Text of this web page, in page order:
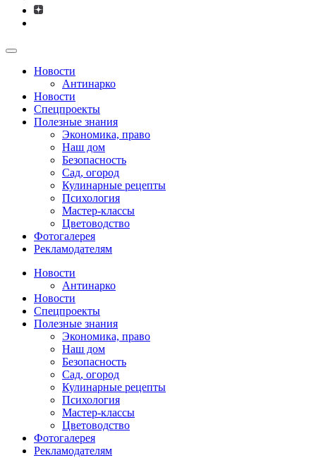
Новости
Антинарко
Новости
Спецпроекты
Полезные знания
Экономика, право
Наш дом
Безопасность
Сад, огород
Кулинарные рецепты
Психология
Мастер-классы
Цветоводство
Фотогалерея
Рекламодателям
Новости
Антинарко
Новости
Спецпроекты
Полезные знания
Экономика, право
Наш дом
Безопасность
Сад, огород
Кулинарные рецепты
Психология
Мастер-классы
Цветоводство
Фотогалерея
Рекламодателям